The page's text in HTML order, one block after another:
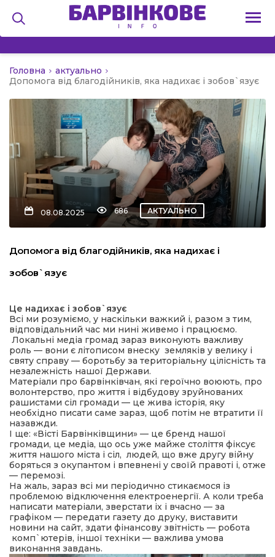
Головна
актуально
Допомога від благодійників, яка надихає і зобов`язує
08.08.2025 686 АКТУАЛЬНО
Допомога від благодійників, яка надихає і
зобов`язує
Це надихає і зобов`язує
Всі ми розуміємо, у наскільки важкий і, разом з тим,
відповідальний час ми нині живемо і працюємо.
Локальні медіа громад зараз виконують важливу
роль — вони є літописом внеску земляків у велику і
святу справу — боротьбу за територіальну цілісність та
незалежність нашої Держави.
Матеріали про барвінківчан, які героїчно воюють, про
волонтерство, про життя і відбудову зруйнованих
рашистами сіл громади — це жива історія, яку
необхідно писати саме зараз, щоб потім не втратити її
назавжди.
І ще: «Вісті Барвінківщини» — це бренд нашої
громади, це медіа, що ось уже майже століття фіксує
життя нашого міста і сіл, людей, що вже другу війну
боряться з окупантом і впевнені у своїй правоті і, отже
— перемозі.
На жаль, зараз всі ми періодично стикаємося із
проблемою відключення електроенергії. А коли треба
написати матеріали, зверстати іх і вчасно — за
графіком — передати газету до друку, виставити
новини на сайт, здати фінансову звітність — робота
комп`ютерів, іншої техніки — важлива умова
виконання завдань.